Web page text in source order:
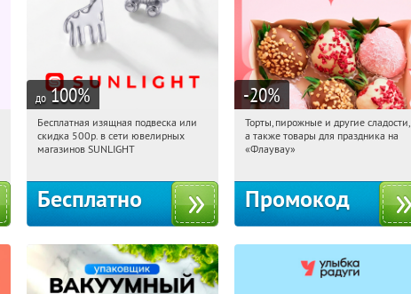
до 100%
20:27:58 Получили:
Россия
Бесплатная изящная подвеска или
скидка 500р. в сети ювелирных
магазинов SUNLIGHT
Бесплатно
-20%
20:27:58 Получили:
Россия
Торты, пирожные и другие сладости,
а также товары для праздника на
«Флаувау»
Промокод